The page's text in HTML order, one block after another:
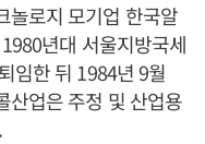
놀로지 모기업 한국알
년대 서울지방국세
임한 뒤 1984년 9월
산업은 주정 및 산업용